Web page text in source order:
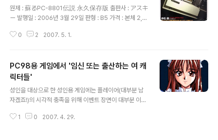
원제 : 蘇るPC-8801伝説 永久保存版 출판사 : アスキ
ー 발행일 : 2006년 3월 29일 판형 : B5 가격 : 본체 2,8
NEC의 PC-8801 기종에 대한 다양한 이야기를 다룬 책
설(蘇るPC-9801伝説 永久保存版)은 PC-9801 기종
이 사무용 PC이다 보니 일반 소프트웨어와 컴퓨터 하드웨
어 부분에 중점을 두었다면 이번 책은 PC-8801 기종이
가정용 PC이다 보니 책 대부분을 게임 관련 글로 채워져
있어서 자나두(ザナドゥ)와 하이드라이드(ハイドライ
ド)의 개발자 인터뷰, 이스(イース) 시리즈와 소서리언(ソ
0 2 2007. 5. 1.
PC98용 게임에서 '임신 또는 출산하는 여 캐
릭터들'
성인을 대상으로 한 성인용 게임에는 플레이어(대부분 남
자겠죠!)의 시각적 충족을 위해 이벤트 장면이 대부분 이성
등으로 포장되어 있습니다. 게다가 간접 체험이라는 의미
1 0 2007. 4. 29.